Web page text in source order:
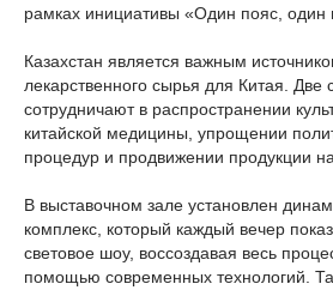
рамках инициативы «Один пояс, один
Казахстан является важным
лекарственного сырья для Китая. Две
сотрудничают в распространении
китайской медицины, упрощении
процедур и продвижении продукции
В выставочном зале установлен
комплекс, который каждый вечер
световое шоу, воссоздавая весь
помощью современных технологий.